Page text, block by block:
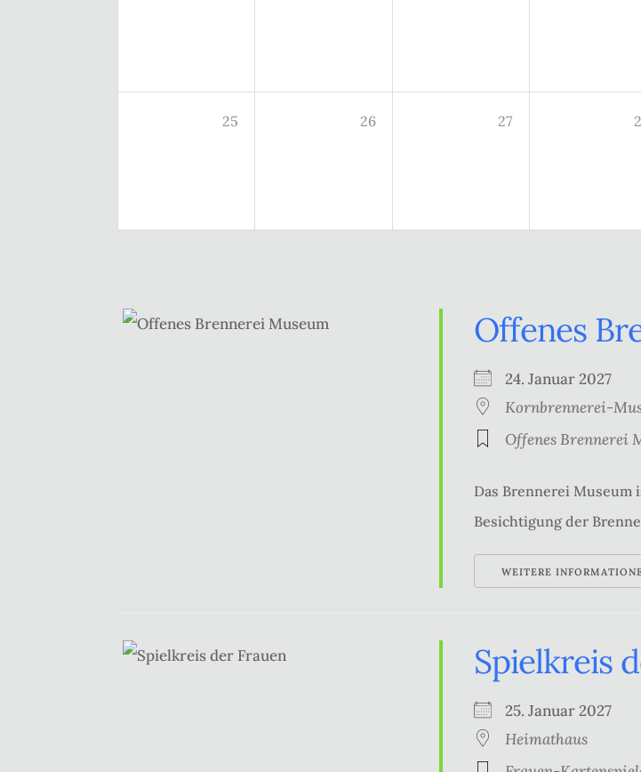
25 26 27
Offenes
24. Januar 2027
Kornbrennerei-
Offenes Brennerei
Das Brennerei Museum
Besichtigung der
WEITERE
Spielkreis
25. Januar 2027
Heimathaus